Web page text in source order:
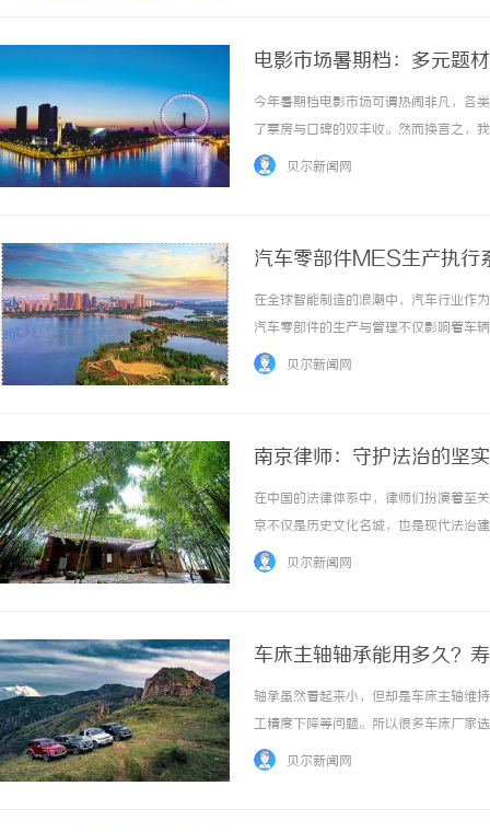
电影市场暑期档：多元题
今年暑期档电影市场可谓热闹非凡，各
了票房与口碑的双丰收。然而换言之，
发生机。https://www.dm555.org/
贝尔新闻网
汽车零部件MES生产执行
在全球智能制造的浪潮中，汽车行业作
汽车零部件的生产与管理不仅影响着车
MES（制造执行系统）生产执行系统，
贝尔新闻网
南京律师：守护法治的坚
在中国的法律体系中，律师们扮演着至
京不仅是历史文化名城，也是现代法治
与正义贡献着自己的力量。首先，南京
贝尔新闻网
车床主轴轴承能用多久？
轴承虽然看起来小，但却是车床主轴维
工精度下降等问题。所以很多车床厂家
车床主轴轴承能用多久？在理想的使用
贝尔新闻网